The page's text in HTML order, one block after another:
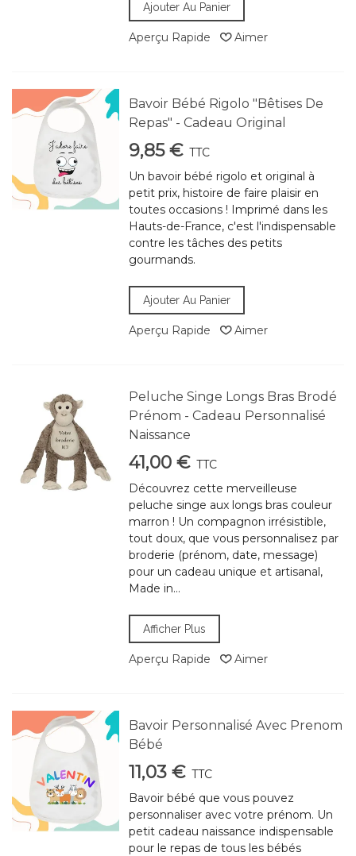
Ajouter Au Panier
Aperçu Rapide Aimer
Bavoir Bébé Rigolo "Bêtises De
Repas" - Cadeau Original
9,85 € TTC
Un bavoir bébé rigolo et original à
petit prix, histoire de faire plaisir en
toutes occasions ! Imprimé dans les
Hauts-de-France, c'est l'indispensable
contre les tâches des petits
gourmands.
Ajouter Au Panier
Aperçu Rapide Aimer
Peluche Singe Longs Bras Brodé
Prénom - Cadeau Personnalisé
Naissance
41,00 € TTC
Découvrez cette merveilleuse
peluche singe aux longs bras couleur
marron ! Un compagnon irrésistible,
tout doux, que vous personnalisez par
broderie (prénom, date, message)
pour un cadeau unique et artisanal,
Made in...
Afficher Plus
Aperçu Rapide Aimer
Bavoir Personnalisé Avec Prenom
Bébé
11,03 € TTC
Bavoir bébé que vous pouvez
personnaliser avec votre prénom. Un
petit cadeau naissance indispensable
pour le repas de tous les bébés